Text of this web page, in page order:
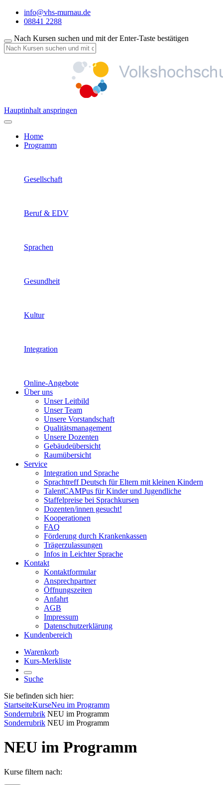
info@vhs-murnau.de
08841 2288
Nach Kursen suchen und mit der Enter-Taste bestätigen
Hauptinhalt anspringen
Home
Programm
Gesellschaft
Beruf & EDV
Sprachen
Gesundheit
Kultur
Integration
Online-Angebote
Über uns
Unser Leitbild
Unser Team
Unsere Vorstandschaft
Qualitätsmanagement
Unsere Dozenten
Gebäudeübersicht
Raumübersicht
Service
Integration und Sprache
Sprachtreff Deutsch für Eltern mit kleinen Kindern
TalentCAMPus für Kinder und Jugendliche
Staffelpreise bei Sprachkursen
Dozenten/innen gesucht!
Kooperationen
FAQ
Förderung durch Krankenkassen
Trägerzulassungen
Infos in Leichter Sprache
Kontakt
Kontaktformular
Ansprechpartner
Öffnungszeiten
Anfahrt
AGB
Impressum
Datenschutzerklärung
Kundenbereich
Warenkorb
Kurs-Merkliste
Suche
Sie befinden sich hier:
StartseiteKurseNeu im Programm
Sonderrubrik NEU im Programm
Sonderrubrik NEU im Programm
NEU im Programm
Kurse filtern nach: